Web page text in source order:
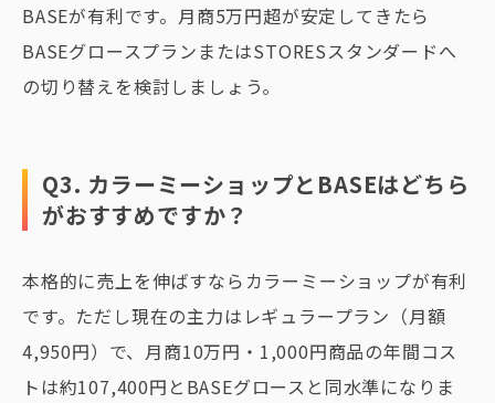
BASEが有利です。月商5万円超が安定してきたら
BASEグロースプランまたはSTORESスタンダードへ
の切り替えを検討しましょう。
Q3. カラーミーショップとBASEはどちら
がおすすめですか？
本格的に売上を伸ばすならカラーミーショップが有利
です。ただし現在の主力はレギュラープラン（月額
4,950円）で、月商10万円・1,000円商品の年間コス
トは約107,400円とBASEグロースと同水準になりま